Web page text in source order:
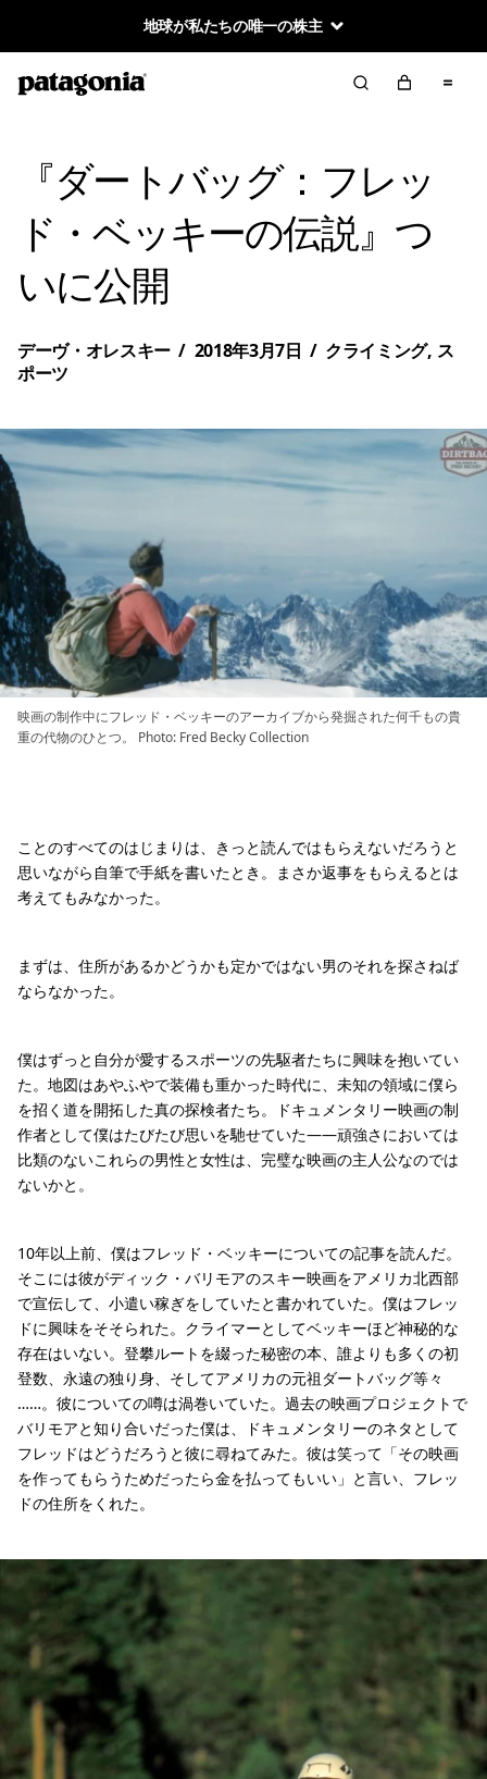
地球が私たちの唯一の株主
『ダートバッグ：フレッ
ド・ベッキーの伝説』つ
いに公開
デーヴ・オレスキー / 2018年3月7日 / クライミング, ス
ポーツ
映画の制作中にフレッド・ベッキーのアーカイブから発掘された何千もの貴
重の代物のひとつ。 Photo: Fred Becky Collection
ことのすべてのはじまりは、きっと読んではもらえないだろうと
思いながら自筆で手紙を書いたとき。まさか返事をもらえるとは
考えてもみなかった。
まずは、住所があるかどうかも定かではない男のそれを探さねば
ならなかった。
僕はずっと自分が愛するスポーツの先駆者たちに興味を抱いてい
た。地図はあやふやで装備も重かった時代に、未知の領域に僕ら
を招く道を開拓した真の探検者たち。ドキュメンタリー映画の制
作者として僕はたびたび思いを馳せていた――頑強さにおいては
比類のないこれらの男性と女性は、完璧な映画の主人公なのでは
ないかと。
10年以上前、僕はフレッド・ベッキーについての記事を読んだ。
そこには彼がディック・バリモアのスキー映画をアメリカ北西部
で宣伝して、小遣い稼ぎをしていたと書かれていた。僕はフレッ
ドに興味をそそられた。クライマーとしてベッキーほど神秘的な
存在はいない。登攀ルートを綴った秘密の本、誰よりも多くの初
登数、永遠の独り身、そしてアメリカの元祖ダートバッグ等々
……。彼についての噂は渦巻いていた。過去の映画プロジェクトで
バリモアと知り合いだった僕は、ドキュメンタリーのネタとして
フレッドはどうだろうと彼に尋ねてみた。彼は笑って「その映画
を作ってもらうためだったら金を払ってもいい」と言い、フレッ
ドの住所をくれた。